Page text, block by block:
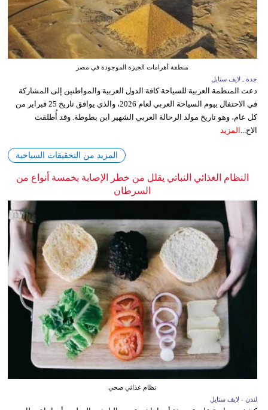
منطقة أهرامات الجيزة الموجودة في مصر
جدة ـ لايف ستايل
دعت المنظمة العربية للسياحة كافة الدول العربية والمواطنين إلى المشاركة
في الاحتفال بيوم السياحة العربي لعام 2026، والذي يوافق تاريخ 25 فبراير من
كل عام، وهو تاريخ مولد الرحالة العربي الشهير ابن بطوطة. وقد أُطلقت
الاح... المزيد
المزيد من التحقيقات السياحية
النظام الغذائي النباتي يقلل من خطر الإصابة بخمسة أنواع من
السرطان
نظام غذائي صحي
لندن - لايف ستايل